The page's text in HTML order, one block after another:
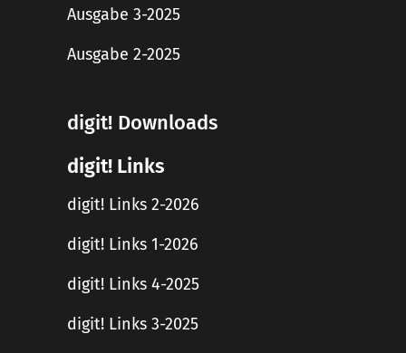
Ausgabe 3-2025
Ausgabe 2-2025
digit! Downloads
digit! Links
digit! Links 2-2026
digit! Links 1-2026
digit! Links 4-2025
digit! Links 3-2025